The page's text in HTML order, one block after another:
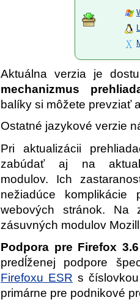
Aktuálna verzia je
mechanizmus
balíky si môžete prevziať
Ostatné jazykové verzie
Pri aktualizácii
zabúdať aj na
modulov. Ich
nežiadúce komplikácie
webových stránok. Na
zásuvných modulov
Podpora pre Firefox 3.6
predĺženej podpore
Firefoxu ESR s
primárne pre podnikové